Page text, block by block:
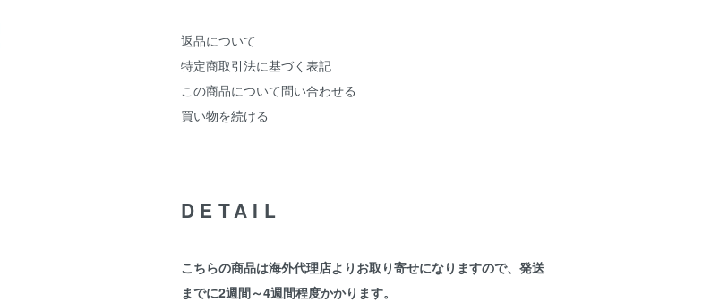
返品について
特定商取引法に基づく表記
この商品について問い合わせる
買い物を続ける
DETAIL
こちらの商品は海外代理店よりお取り寄せになりますので、発送
までに2週間～4週間程度かかります。